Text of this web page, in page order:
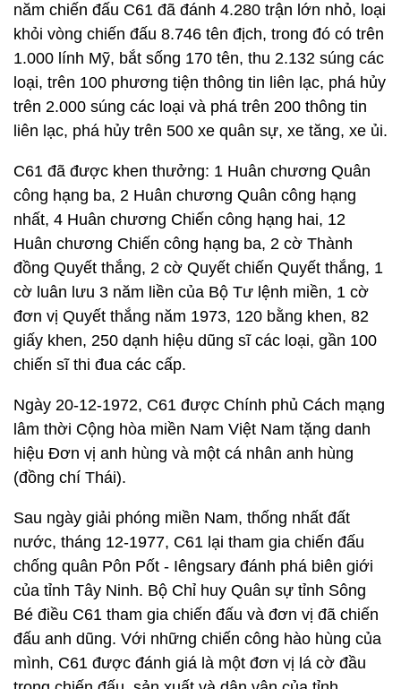
năm chiến đấu C61 đã đánh 4.280 trận lớn nhỏ, loại
khỏi vòng chiến đấu 8.746 tên địch, trong đó có trên
1.000 lính Mỹ, bắt sống 170 tên, thu 2.132 súng các
loại, trên 100 phương tiện thông tin liên lạc, phá hủy
trên 2.000 súng các loại và phá trên 200 thông tin
liên lạc, phá hủy trên 500 xe quân sự, xe tăng, xe ủi.
C61 đã được khen thưởng: 1 Huân chương Quân
công hạng ba, 2 Huân chương Quân công hạng
nhất, 4 Huân chương Chiến công hạng hai, 12
Huân chương Chiến công hạng ba, 2 cờ Thành
đồng Quyết thắng, 2 cờ Quyết chiến Quyết thắng, 1
cờ luân lưu 3 năm liền của Bộ Tư lệnh miền, 1 cờ
đơn vị Quyết thắng năm 1973, 120 bằng khen, 82
giấy khen, 250 dạnh hiệu dũng sĩ các loại, gần 100
chiến sĩ thi đua các cấp.
Ngày 20-12-1972, C61 được Chính phủ Cách mạng
lâm thời Cộng hòa miền Nam Việt Nam tặng danh
hiệu Đơn vị anh hùng và một cá nhân anh hùng
(đồng chí Thái).
Sau ngày giải phóng miền Nam, thống nhất đất
nước, tháng 12-1977, C61 lại tham gia chiến đấu
chống quân Pôn Pốt - Iêngsary đánh phá biên giới
của tỉnh Tây Ninh. Bộ Chỉ huy Quân sự tỉnh Sông
Bé điều C61 tham gia chiến đấu và đơn vị đã chiến
đấu anh dũng. Với những chiến công hào hùng của
mình, C61 được đánh giá là một đơn vị lá cờ đầu